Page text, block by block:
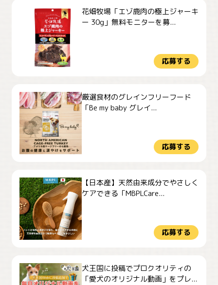
花畑牧場「エゾ鹿肉の極上ジャーキ
ー 30g」無料モニターを募...
応募する
厳選食材のグレインフリーフード
「Be my baby グレイ...
応募する
【日本産】天然由来成分でやさしく
ケアできる「MBPLCare...
応募する
犬王国に投稿でプロクオリティの
「愛犬のオリジナル動画」をプレ...